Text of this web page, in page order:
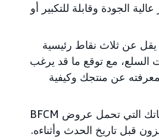
الجودة وقابلة للتكبير أو
يقل عن ثلاث نقاط رئيسية
السلع، مع توقع ما قد يرغب
عن منتجك وكيفية
تأكد من أن منتجاتك التي تحمل عروض BFCM
قبل تاريخ الحدث وأثناءه.